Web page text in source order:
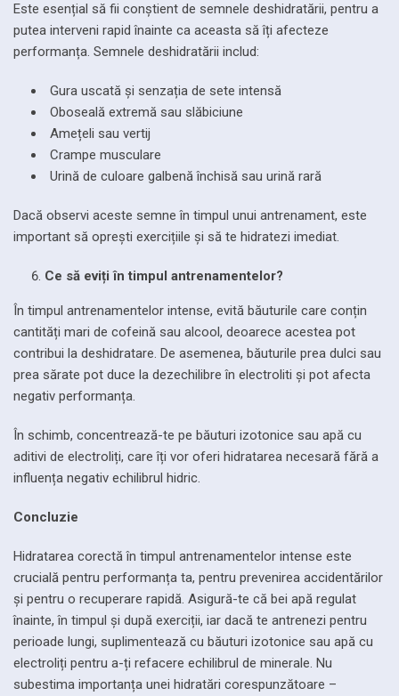
Este esențial să fii conștient de semnele deshidratării, pentru a
putea interveni rapid înainte ca aceasta să îți afecteze
performanța. Semnele deshidratării includ:
Gura uscată și senzația de sete intensă
Oboseală extremă sau slăbiciune
Amețeli sau vertij
Crampe musculare
Urină de culoare galbenă închisă sau urină rară
Dacă observi aceste semne în timpul unui antrenament, este
important să oprești exercițiile și să te hidratezi imediat.
Ce să eviți în timpul antrenamentelor?
În timpul antrenamentelor intense, evită băuturile care conțin
cantități mari de cofeină sau alcool, deoarece acestea pot
contribui la deshidratare. De asemenea, băuturile prea dulci sau
prea sărate pot duce la dezechilibre în electroliti și pot afecta
negativ performanța.
În schimb, concentrează-te pe băuturi izotonice sau apă cu
aditivi de electroliți, care îți vor oferi hidratarea necesară fără a
influența negativ echilibrul hidric.
Concluzie
Hidratarea corectă în timpul antrenamentelor intense este
crucială pentru performanța ta, pentru prevenirea accidentărilor
și pentru o recuperare rapidă. Asigură-te că bei apă regulat
înainte, în timpul și după exerciții, iar dacă te antrenezi pentru
perioade lungi, suplimentează cu băuturi izotonice sau apă cu
electroliți pentru a-ți refacere echilibrul de minerale. Nu
subestima importanța unei hidratări corespunzătoare –